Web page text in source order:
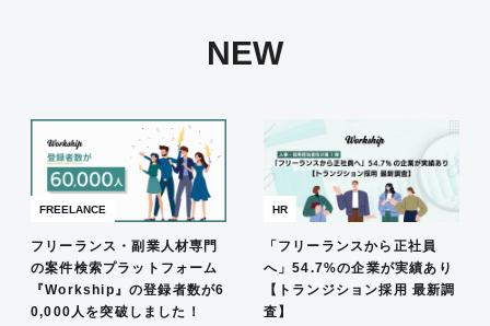
NEW
FREELANCE
フリーランス・副業人材専門
の案件検索プラットフォーム
『Workship』の登録者数が6
0,000人を突破しました！
HR
「フリーランスから正社員
へ」54.7%の企業が実績あり
【トランジション採用 最新調
査】